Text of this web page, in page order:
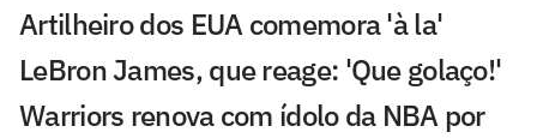
Artilheiro dos EUA comemora 'à la'
LeBron James, que reage: 'Que golaço!'
Warriors renova com ídolo da NBA por